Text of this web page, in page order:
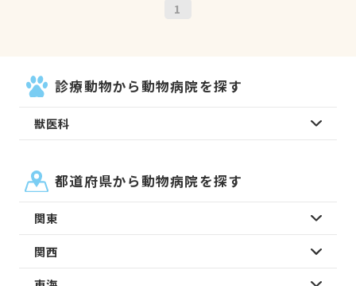
1
診療動物から動物病院を探す
獣医科
都道府県から動物病院を探す
関東
関西